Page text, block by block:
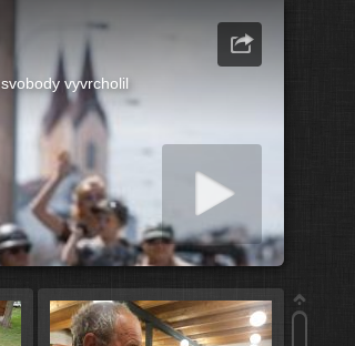
vyvrcholil
prezentaci